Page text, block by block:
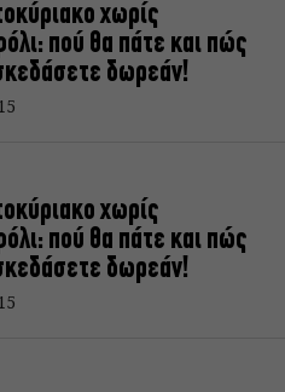
χωρίς
πού θα πάτε και πώς
δωρεάν!
χωρίς
πού θα πάτε και πώς
δωρεάν!